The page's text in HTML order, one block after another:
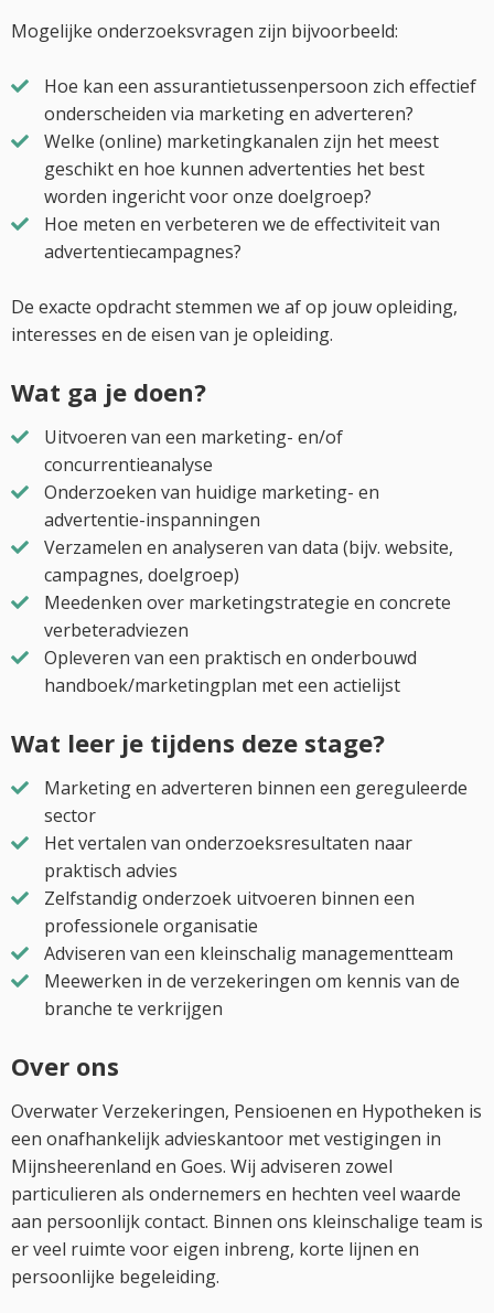
Mogelijke onderzoeksvragen zijn bijvoorbeeld:
Hoe kan een assurantietussenpersoon zich effectief
onderscheiden via marketing en adverteren?
Welke (online) marketingkanalen zijn het meest
geschikt en hoe kunnen advertenties het best
worden ingericht voor onze doelgroep?
Hoe meten en verbeteren we de effectiviteit van
advertentiecampagnes?
De exacte opdracht stemmen we af op jouw opleiding,
interesses en de eisen van je opleiding.
Wat ga je doen?
Uitvoeren van een marketing- en/of
concurrentieanalyse
Onderzoeken van huidige marketing- en
advertentie-inspanningen
Verzamelen en analyseren van data (bijv. website,
campagnes, doelgroep)
Meedenken over marketingstrategie en concrete
verbeteradviezen
Opleveren van een praktisch en onderbouwd
handboek/marketingplan met een actielijst
Wat leer je tijdens deze stage?
Marketing en adverteren binnen een gereguleerde
sector
Het vertalen van onderzoeksresultaten naar
praktisch advies
Zelfstandig onderzoek uitvoeren binnen een
professionele organisatie
Adviseren van een kleinschalig managementteam
Meewerken in de verzekeringen om kennis van de
branche te verkrijgen
Over ons
Overwater Verzekeringen, Pensioenen en Hypotheken is
een onafhankelijk advieskantoor met vestigingen in
Mijnsheerenland en Goes. Wij adviseren zowel
particulieren als ondernemers en hechten veel waarde
aan persoonlijk contact. Binnen ons kleinschalige team is
er veel ruimte voor eigen inbreng, korte lijnen en
persoonlijke begeleiding.